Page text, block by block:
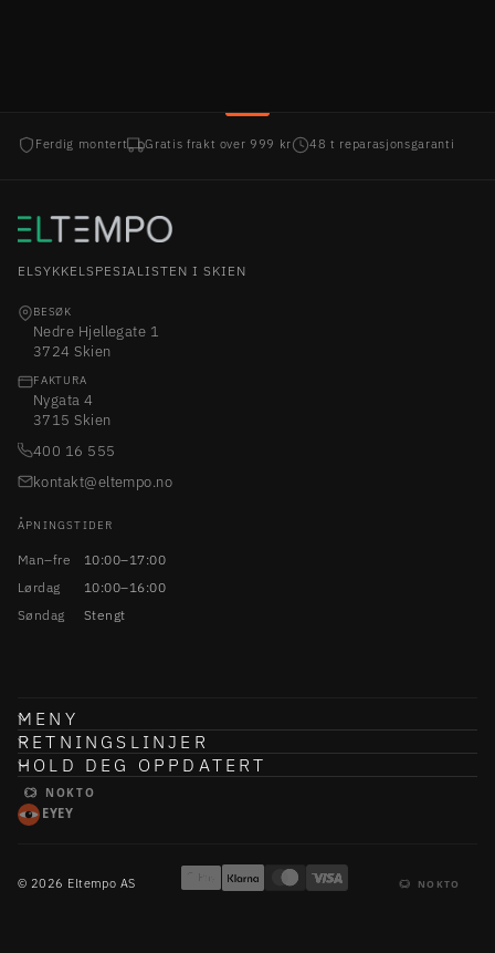
Ferdig montert Gratis frakt over 999 kr 48 t reparasjonsgaranti
ELSYKKELSPESIALISTEN I SKIEN
BESØK
Nedre Hjellegate 1
3724 Skien
FAKTURA
Nygata 4
3715 Skien
400 16 555
kontakt@eltempo.no
ÅPNINGSTIDER
Man–fre
10:00–17:00
Lørdag
10:00–16:00
Søndag
Stengt
MENY
RETNINGSLINJER
HOLD DEG OPPDATERT
NOKTO
EYEY
© 2026 Eltempo AS NOKTO